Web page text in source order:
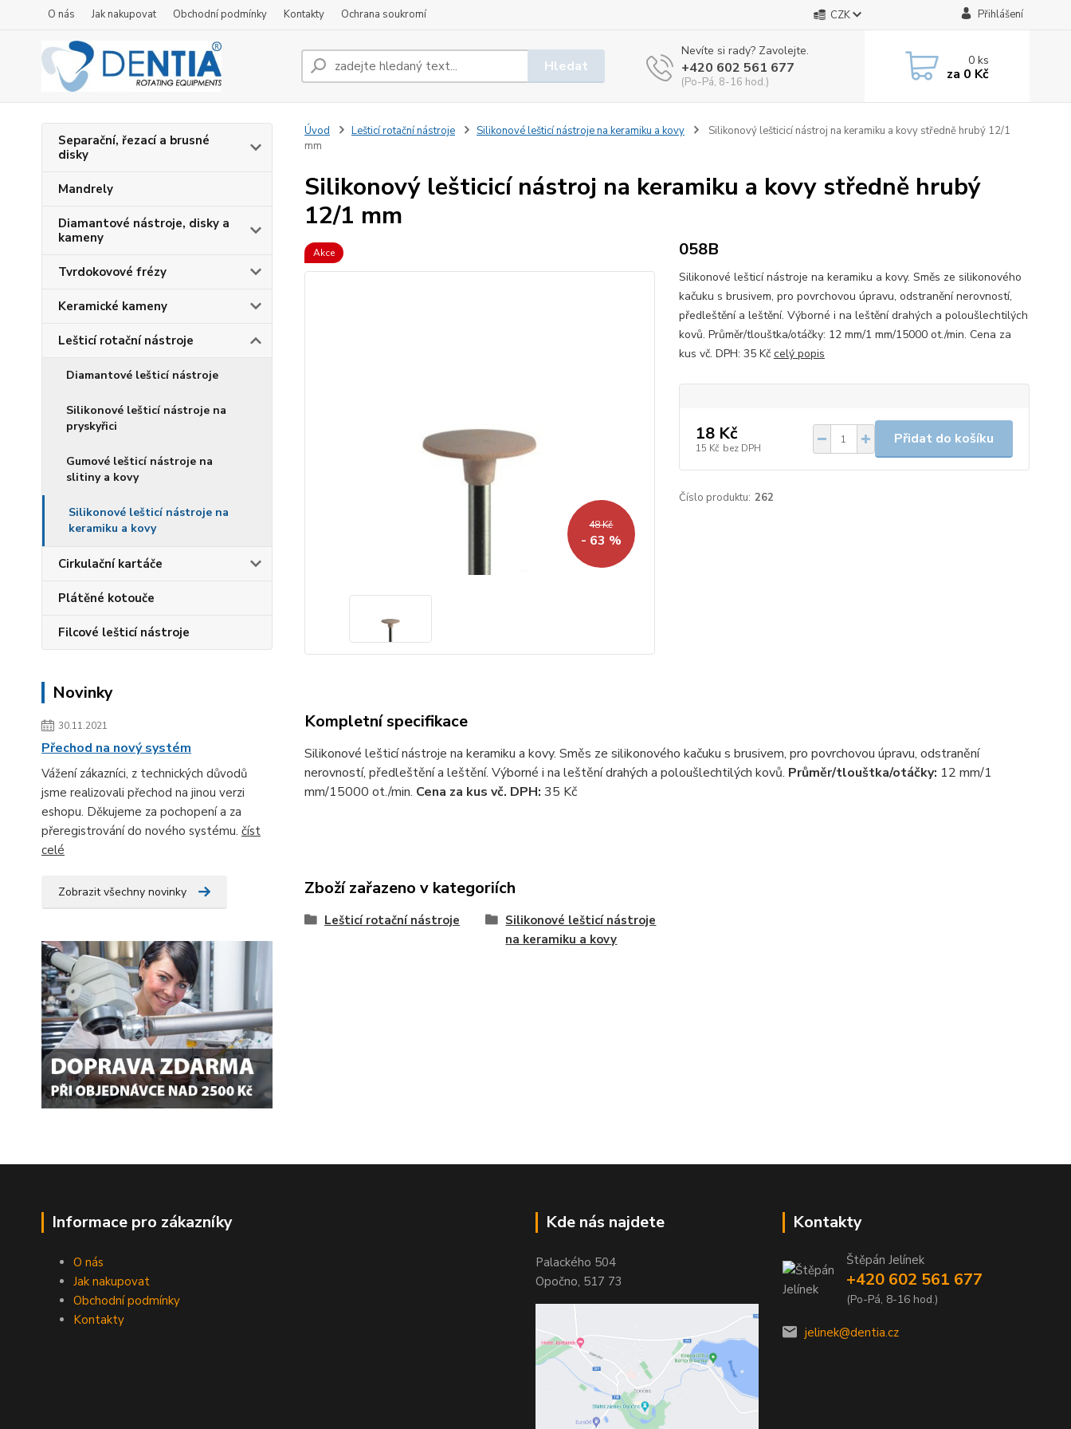
O nás Jak nakupovat Obchodní podmínky Kontakty Ochrana soukromí CZK Přihlášení
Hledat
Nevíte si rady? Zavolejte.
+420 602 561 677
(Po-Pá, 8-16 hod.)
0ks
za 0 Kč
Separační, řezací a brusné
disky
Mandrely
Diamantové nástroje, disky a
kameny
Tvrdokovové frézy
Keramické kameny
Lešticí rotační nástroje
Diamantové lešticí nástroje
Silikonové lešticí nástroje na
pryskyřici
Gumové lešticí nástroje na
slitiny a kovy
Silikonové lešticí nástroje na
keramiku a kovy
Cirkulační kartáče
Plátěné kotouče
Filcové lešticí nástroje
Novinky
30.11.2021
Přechod na nový systém
Vážení zákazníci, z technických důvodů
jsme realizovali přechod na jinou verzi
eshopu. Děkujeme za pochopení a za
přeregistrování do nového systému. číst
celé
Zobrazit všechny novinky
Úvod Lešticí rotační nástroje Silikonové lešticí nástroje na keramiku a kovy
Silikonový lešticicí nástroj na keramiku a kovy středně hrubý 12/1
mm
Silikonový lešticicí nástroj na keramiku a kovy středně hrubý
12/1 mm
Akce
48 Kč
- 63 %
058B
Silikonové lešticí nástroje na keramiku a kovy. Směs ze silikonového
kačuku s brusivem, pro povrchovou úpravu, odstranění nerovností,
předleštění a leštění. Výborné i na leštění drahých a poloušlechtilých
kovů. Průměr/tlouštka/otáčky: 12 mm/1 mm/15000 ot./min. Cena za
kus vč. DPH: 35 Kč celý popis
18 Kč
15 Kč bez DPH
Přidat do košíku
Číslo produktu: 262
Kompletní specifikace
Silikonové lešticí nástroje na keramiku a kovy. Směs ze silikonového kačuku s brusivem, pro povrchovou úpravu, odstranění
nerovností, předleštění a leštění. Výborné i na leštění drahých a poloušlechtilých kovů. Průměr/tlouštka/otáčky: 12 mm/1
mm/15000 ot./min. Cena za kus vč. DPH: 35 Kč
Zboží zařazeno v kategoriích
Lešticí rotační nástroje
Silikonové lešticí nástroje
na keramiku a kovy
Informace pro zákazníky
O nás
Jak nakupovat
Obchodní podmínky
Kontakty
Kde nás najdete
Palackého 504
Opočno, 517 73
Kontakty
Štěpán Jelínek
+420 602 561 677
(Po-Pá, 8-16 hod.)
jelinek@dentia.cz